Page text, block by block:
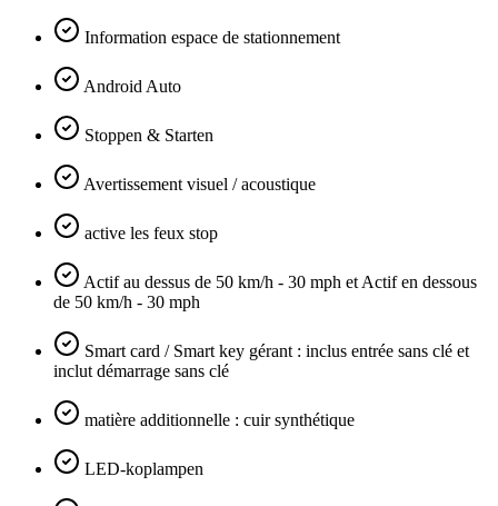
Information espace de stationnement
Android Auto
Stoppen & Starten
Avertissement visuel / acoustique
active les feux stop
Actif au dessus de 50 km/h - 30 mph et Actif en dessous
de 50 km/h - 30 mph
Smart card / Smart key gérant : inclus entrée sans clé et
inclut démarrage sans clé
matière additionnelle : cuir synthétique
LED-koplampen